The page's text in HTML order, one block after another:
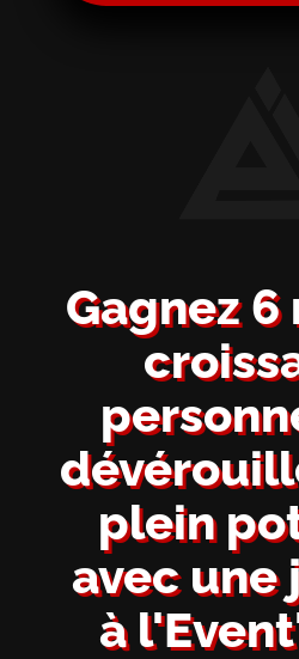
Gagnez 6
plein
avec une
à